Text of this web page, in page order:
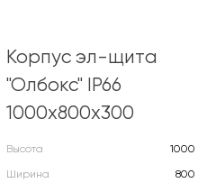
Корпус эл-щита
"Олбокс" IP66
1000х800х300
Высота
1000
Ширина
800